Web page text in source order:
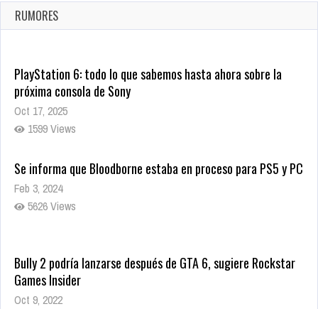
Ago 8, 2021
10001 Views
RUMORES
PlayStation 6: todo lo que sabemos hasta ahora sobre la
próxima consola de Sony
Oct 17, 2025
1599 Views
Se informa que Bloodborne estaba en proceso para PS5 y PC
Feb 3, 2024
5626 Views
Bully 2 podría lanzarse después de GTA 6, sugiere Rockstar
Games Insider
Oct 9, 2022